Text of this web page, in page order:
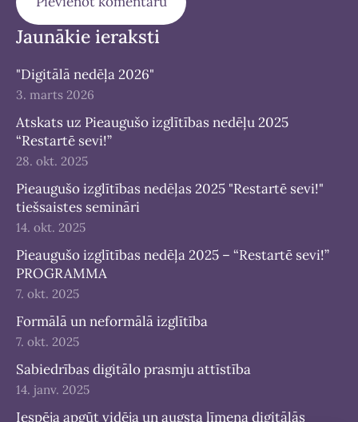
Jaunākie ieraksti
"Digitālā nedēļa 2026"
3. marts 2026
Atskats uz Pieaugušo izglītības nedēļu 2025
“Restartē sevi!”
28. okt. 2025
Pieaugušo izglītības nedēļas 2025 "Restartē sevi!"
tiešsaistes semināri
14. okt. 2025
Pieaugušo izglītības nedēļa 2025 – “Restartē sevi!”
PROGRAMMA
7. okt. 2025
Formālā un neformālā izglītība
7. okt. 2025
Sabiedrības digitālo prasmju attīstība
14. janv. 2025
Iespēja apgūt vidēja un augsta līmeņa digitālās